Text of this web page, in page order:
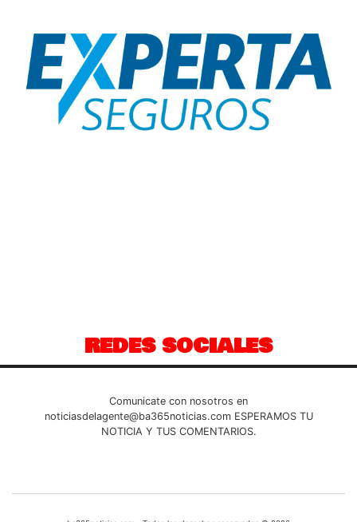
REDES SOCIALES
Comunicate con nosotros en
noticiasdelagente@ba365noticias.comESPERAMOS TU
NOTICIA Y TUS COMENTARIOS.